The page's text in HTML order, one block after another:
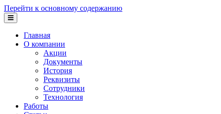
Перейти к основному содержанию
Главная
О компании
Акции
Документы
История
Реквизиты
Сотрудники
Технология
Работы